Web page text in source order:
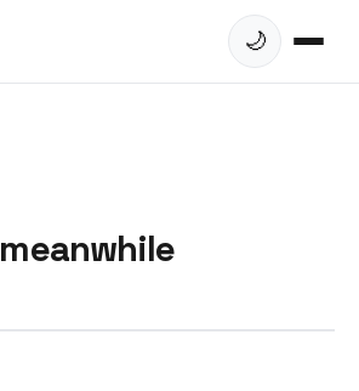
🌙
meanwhile